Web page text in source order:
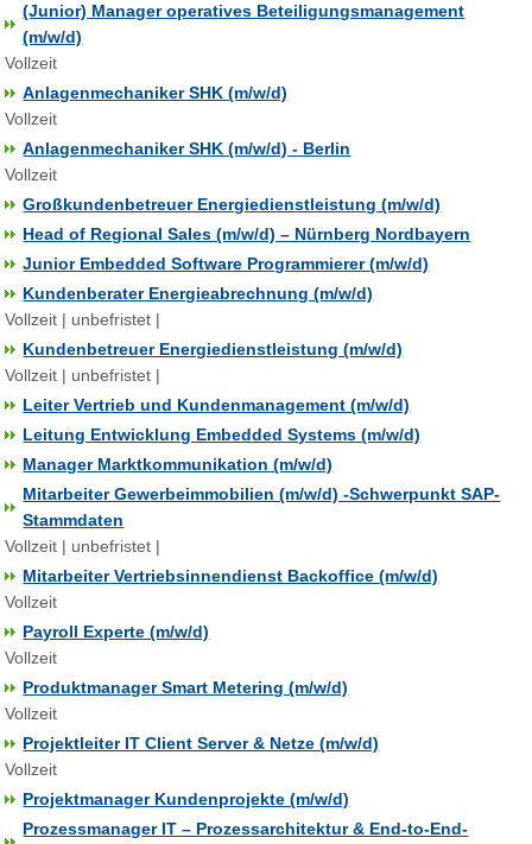
(Junior) Manager operatives Beteiligungsmanagement
(m/w/d)
Vollzeit
Anlagenmechaniker SHK (m/w/d)
Vollzeit
Anlagenmechaniker SHK (m/w/d) - Berlin
Vollzeit
Großkundenbetreuer Energiedienstleistung (m/w/d)
Head of Regional Sales (m/w/d) – Nürnberg Nordbayern
Junior Embedded Software Programmierer (m/w/d)
Kundenberater Energieabrechnung (m/w/d)
Vollzeit | unbefristet |
Kundenbetreuer Energiedienstleistung (m/w/d)
Vollzeit | unbefristet |
Leiter Vertrieb und Kundenmanagement (m/w/d)
Leitung Entwicklung Embedded Systems (m/w/d)
Manager Marktkommunikation (m/w/d)
Mitarbeiter Gewerbeimmobilien (m/w/d) -Schwerpunkt SAP-
Stammdaten
Vollzeit | unbefristet |
Mitarbeiter Vertriebsinnendienst Backoffice (m/w/d)
Vollzeit
Payroll Experte (m/w/d)
Vollzeit
Produktmanager Smart Metering (m/w/d)
Vollzeit
Projektleiter IT Client Server & Netze (m/w/d)
Vollzeit
Projektmanager Kundenprojekte (m/w/d)
Prozessmanager IT – Prozessarchitektur & End-to-End-